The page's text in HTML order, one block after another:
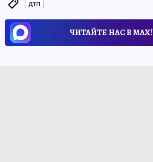
ДТП
ЧИТАЙТЕ НАС В МАХ!